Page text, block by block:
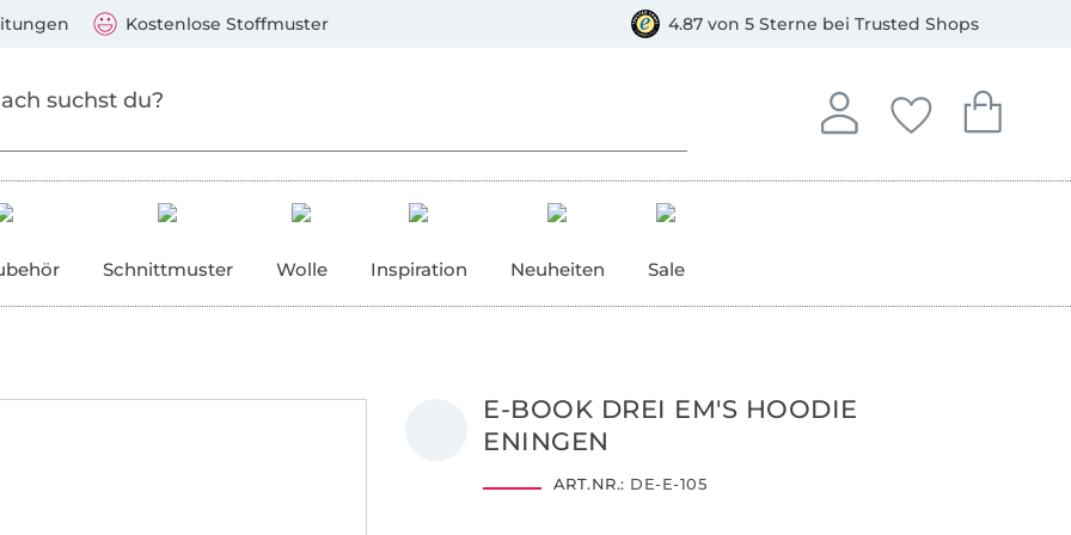
Kostenlose Stoffmuster 4.87 von 5 Sterne bei Trusted Shops
Anmelden
In deinem Konto
Deine
Du hast keine
Dein
Du hast
Schnittmuster Wolle Inspiration Neuheiten Sale
E-BOOK DREI EM'S HOODIE
ENINGEN
ART.NR.: DE-E-105
Mastercard, PayPal, Giropay, Kauf auf Rechnung, Vorkasse